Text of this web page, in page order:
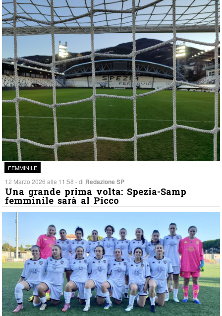
FEMMINILE
12 Marzo 2026 alle 11:58 - di Redazione SP
Una grande prima volta: Spezia-Samp
femminile sarà al Picco